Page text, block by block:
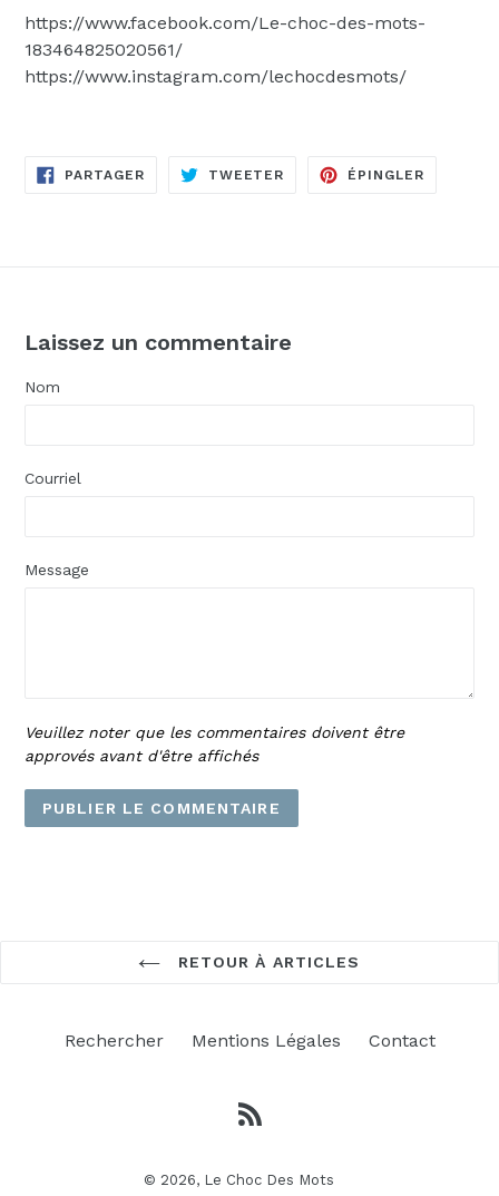
https://www.facebook.com/Le-choc-des-mots-
183464825020561/
https://www.instagram.com/lechocdesmots/
PARTAGERPARTAGERTWEETER TWEETERÉPINGLER
Laissez un commentaire
Nom
Courriel
Message
Veuillez noter que les commentaires doivent être
approvés avant d'être affichés
RETOUR À ARTICLES
Rechercher Mentions Légales Contact
© 2026, Le Choc Des Mots